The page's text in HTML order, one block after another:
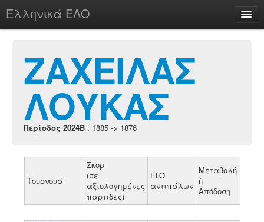
Ελληνικά ΕΛΟ
chesstu.be @ discord
Login
ΖΑΧΕΙΛΑΣ
ΛΟΥΚΑΣ
Περίοδος 2024B : 1885 -> 1876
Τουρνουά
Σκορ
(σε
αξιολογημένες
παρτίδες)
ELO
αντιπάλων
Μεταβολή
ή
Απόδοση